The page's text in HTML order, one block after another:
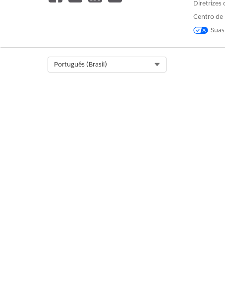
Diretrizes
Centro de
Português (Brasil)